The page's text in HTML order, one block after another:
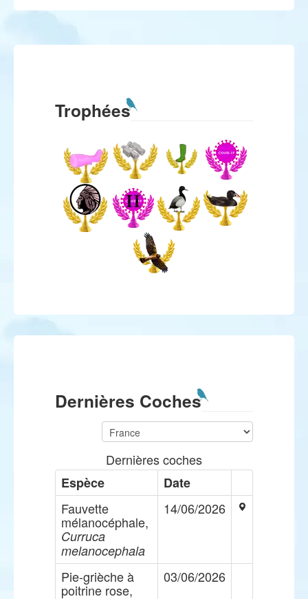
Trophées
Dernières Coches
Dernières coches
Espèce
Date
Fauvette
mélanocéphale,
Curruca
melanocephala
14/06/2026
Pie-grièche à
poitrine rose,
03/06/2026